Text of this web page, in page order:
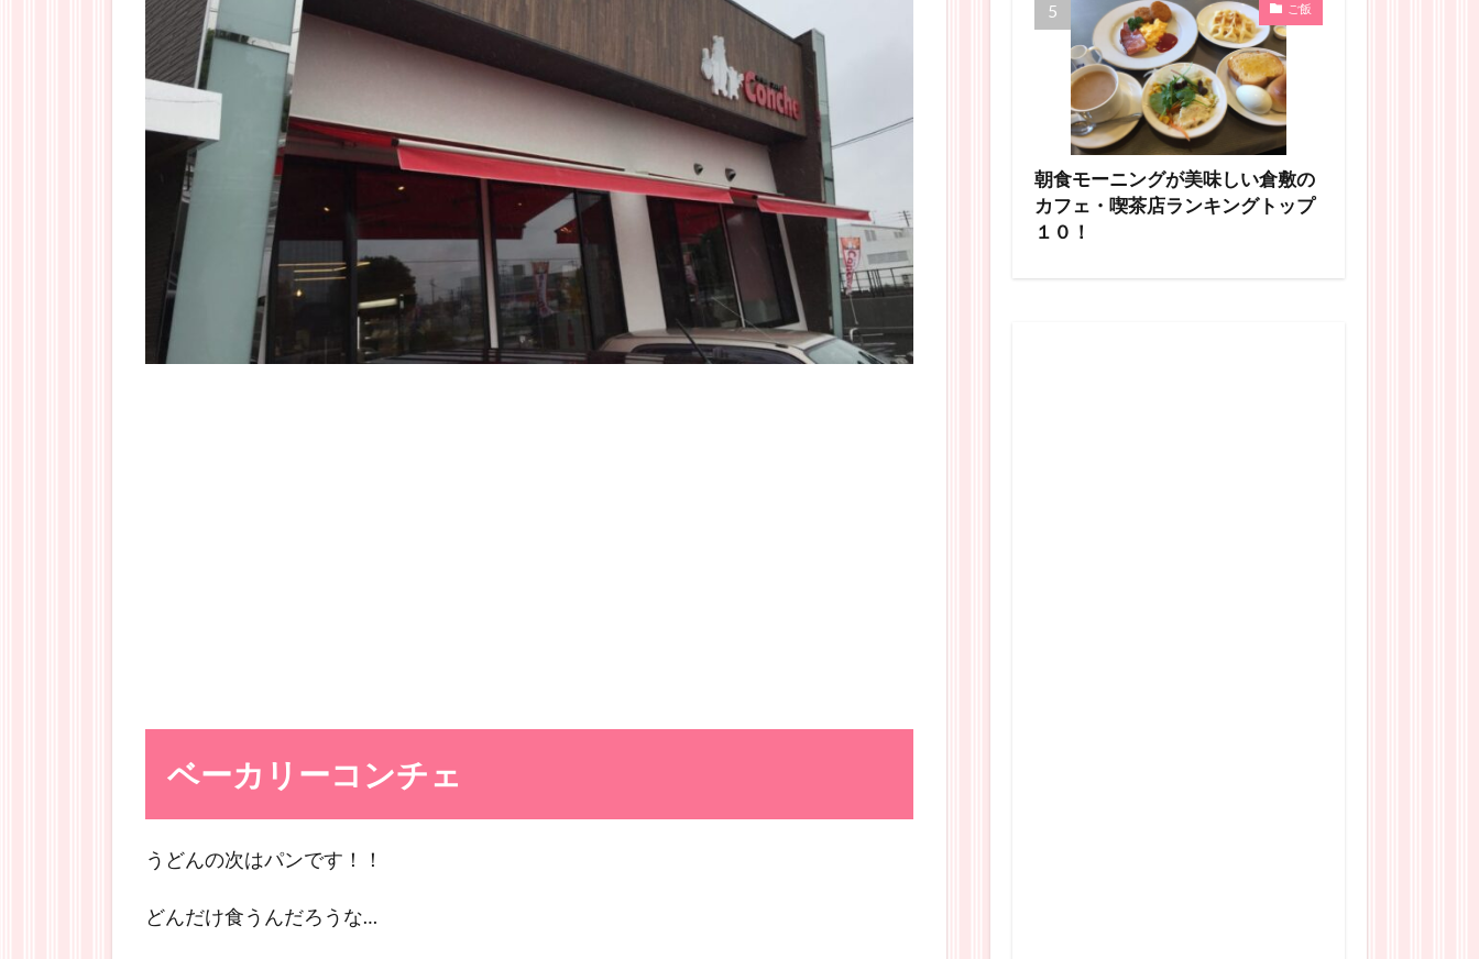
ベーカリーコンチェ
うどんの次はパンです！！
どんだけ食うんだろうな…
ご飯
朝食モーニングが美味しい倉敷の
カフェ・喫茶店ランキングトップ
１０！